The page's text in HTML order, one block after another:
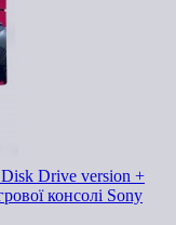
Disk Drive version +
консолі Sony